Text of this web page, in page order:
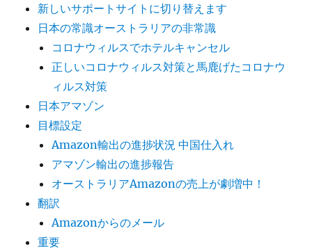
新しいサポートサイトに切り替えます
日本の常識オーストラリアの非常識
コロナウィルスでホテルキャンセル
正しいコロナウィルス対策と馬鹿げたコロナウ
ィルス対策
日本アマゾン
目標設定
Amazon輸出の進捗状況 中国仕入れ
アマゾン輸出の進捗報告
オーストラリアAmazonの売上が劇増中！
翻訳
Amazonからのメール
重要